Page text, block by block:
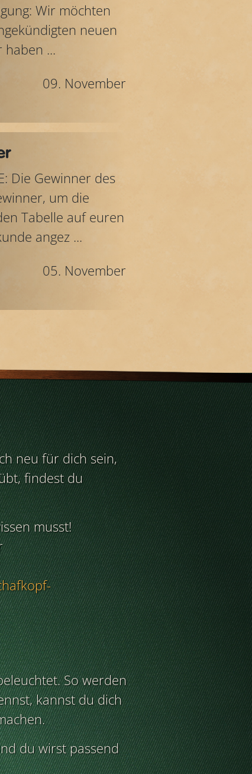
Wir möchten
neuen
...
09. November
Die Gewinner des
um die
Tabelle auf euren
angez ...
05. November
neu für dich sein,
findest du
musst!
So werden
kannst du dich
du wirst passend